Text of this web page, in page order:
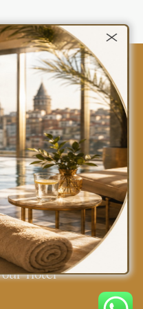
at home
hotel